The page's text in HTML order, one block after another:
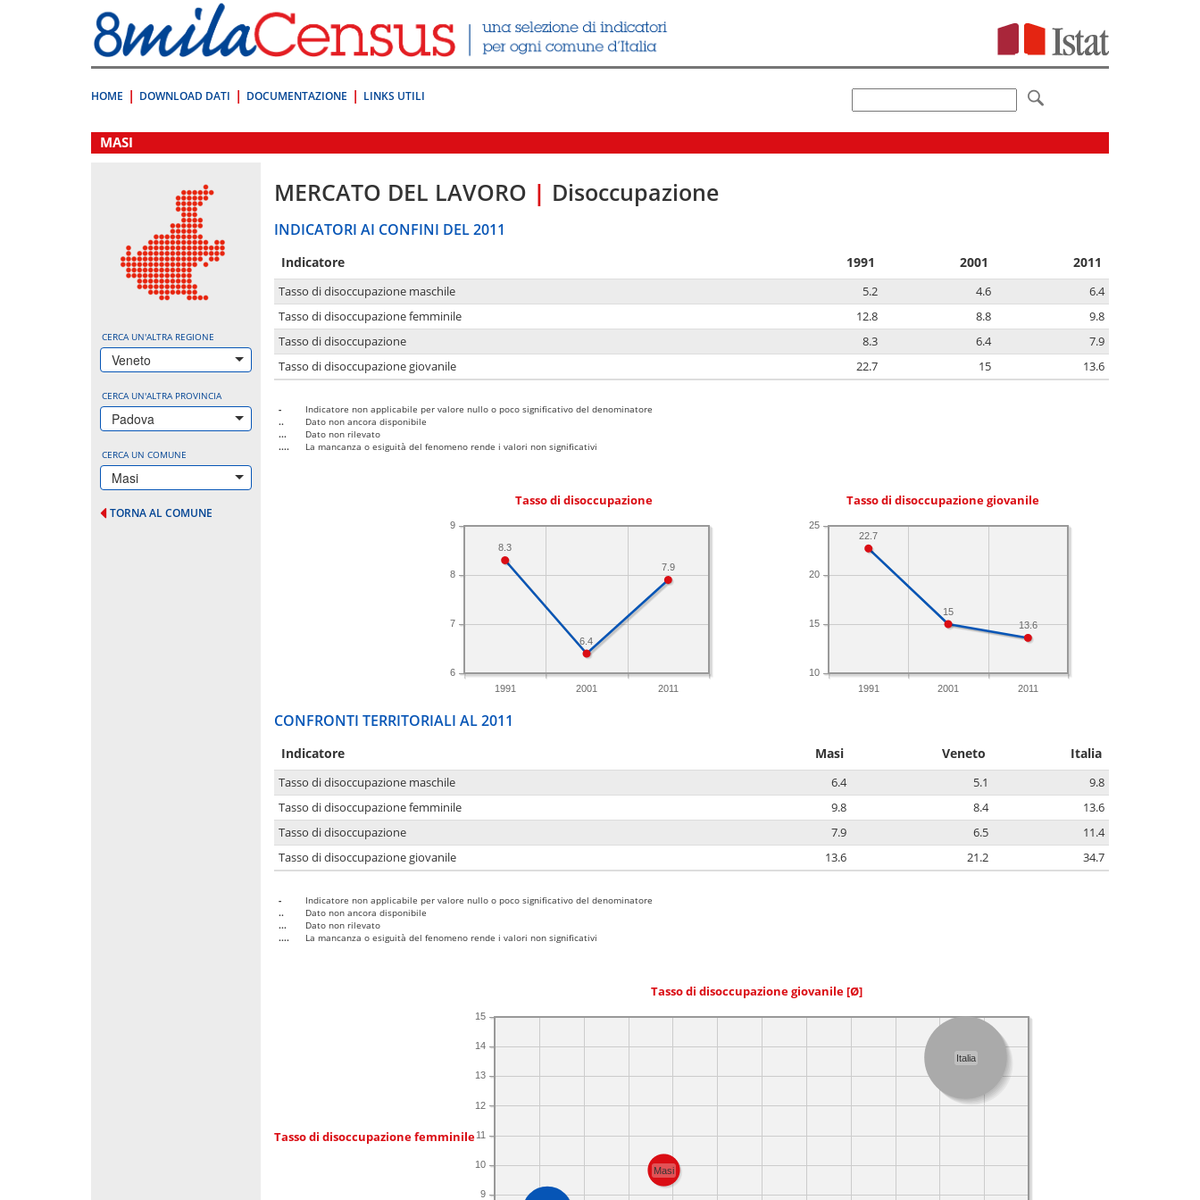
direttamente
a:
Contenuto
HOME DOWNLOAD DATI DOCUMENTAZIONE LINKS UTILI
.
MASI
CERCA UN'ALTRA REGIONE
Veneto
CERCA UN'ALTRA PROVINCIA
Padova
CERCA UN COMUNE
Masi
TORNA AL COMUNE
MERCATO DEL LAVORO | Disoccupazione
INDICATORI AI CONFINI DEL 2011
Indicatore 1991 2001 2011
Tasso di disoccupazione maschile 5.2 4.6
6.4
Tasso di disoccupazione femminile
12.8 8.8
9.8
Tasso di disoccupazione
8.3 6.4
7.9
Tasso di disoccupazione giovanile
22.7 15 13.6
-
Indicatore non applicabile per valore nullo o poco significativo del denominatore
..
Dato non ancora disponibile
...
Dato non rilevato
....
La mancanza o esiguità del fenomeno rende i valori non significativi
Tasso di disoccupazione
1991 2001 2011
6
7
8
9
7.9
6.4
8.3
Tasso di disoccupazione giovanile
1991 2001 2011
10
15
20
25
13.6
15
22.7
CONFRONTI TERRITORIALI AL 2011
Indicatore Masi Veneto Italia
Tasso di disoccupazione maschile 6.4 5.1
9.8
Tasso di disoccupazione femminile
9.8 8.4
13.6
Tasso di disoccupazione
7.9 6.5
11.4
Tasso di disoccupazione giovanile
13.6 21.2 34.7
-
Indicatore non applicabile per valore nullo o poco significativo del denominatore
..
Dato non ancora disponibile
...
Dato non rilevato
....
La mancanza o esiguità del fenomeno rende i valori non significativi
Tasso di disoccupazione giovanile [Ø]
Tasso di disoccupazione femminile
9
10
11
12
13
14
15
Italia
Masi